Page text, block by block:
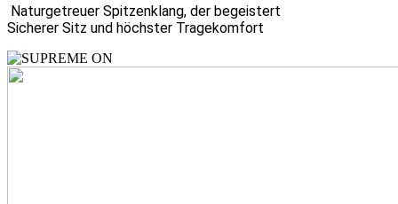
Naturgetreuer Spitzenklang, der begeistert
Sicherer Sitz und höchster Tragekomfort